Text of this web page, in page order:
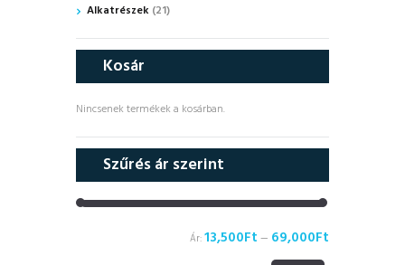
Alkatrészek (21)
Kosár
Nincsenek termékek a kosárban.
Szűrés ár szerint
Ár:13,500Ft — 69,000Ft